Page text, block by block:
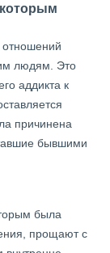
людям. Это
аддикта к
причинена
бывшими
была
прощают с